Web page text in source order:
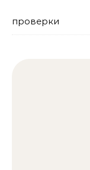
проверки